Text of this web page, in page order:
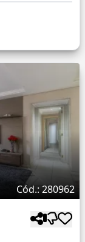
Cód.: 280962